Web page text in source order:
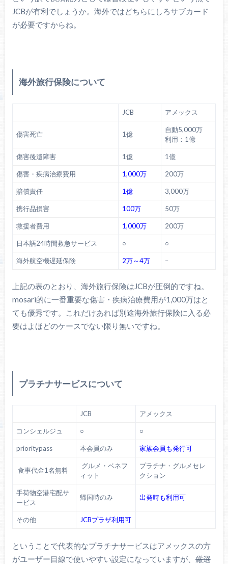
JCBが有利でしょうか。海外ではどちらにしろサブカード
が必要ですからね。
海外旅行保険について
JCB アメックス
傷害死亡 1億
自動5,000万
利用：1億
傷害後遺障害 1億 1億
傷害・疾病治療費用 1,000万 200万
賠償責任 1億 3,000万
携行品損害 100万 50万
救援者費用 1,000万 200万
日本語24時間救急サービス ○ ○
海外航空機遅延保険 2万～4万 –
上記の表のとおり、海外旅行保険はJCBが圧倒的ですね。
mosari的に一番重要な傷害・疾病治療費用が1,000万はと
ても優秀です。これだけあれば別途海外旅行保険に入る必
要はよほどのケースでない限り無いですね。
プラチナサービスについて
JCB アメックス
コンシェルジュ ○ ○
prioritypass 本会員のみ 家族会員も発行可
食事代金1名無料
グルメ・ベネフ
ィット
プラチナ・グルメセレ
クション
手荷物空港宅配サ
ービス
帰国時のみ 出発時も利用可
その他 JCBプラザ利用可
ということで代表的なプラチナサービスはアメックスの方
がユーザー目線で使いやすい設定になっていますが、厳選